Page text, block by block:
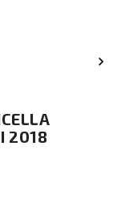

2018